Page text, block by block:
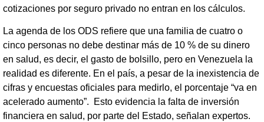
cotizaciones por seguro privado no entran en los cálculos.
La agenda de los ODS refiere que una familia de cuatro o
cinco personas no debe destinar más de 10 % de su dinero
en salud, es decir, el gasto de bolsillo, pero en Venezuela la
realidad es diferente. En el país, a pesar de la inexistencia de
cifras y encuestas oficiales para medirlo, el porcentaje “va en
acelerado aumento”. Esto evidencia la falta de inversión
financiera en salud, por parte del Estado, señalan expertos.